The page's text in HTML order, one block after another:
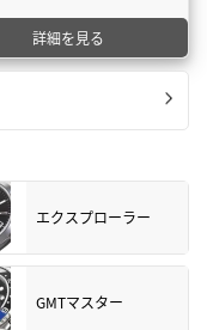
詳細を見る
エクスプローラー
GMTマスター